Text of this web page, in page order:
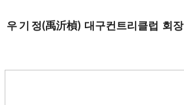
우 기 정(禹沂楨) 대구컨트리클럽 회장